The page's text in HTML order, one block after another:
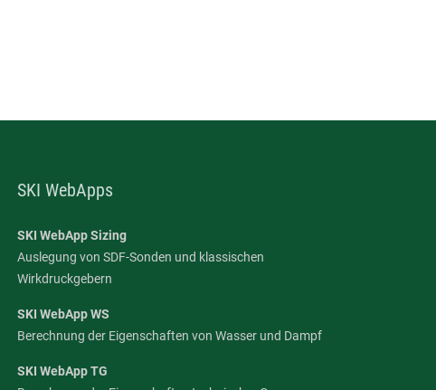
SKI WebApps
SKI WebApp Sizing
Auslegung von SDF-Sonden und klassischen
Wirkdruckgebern
SKI WebApp WS
Berechnung der Eigenschaften von Wasser und Dampf
SKI WebApp TG